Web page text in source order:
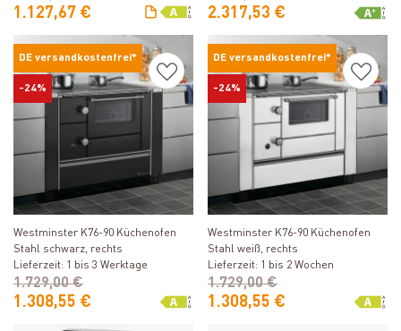
1.127,67 € 2.317,53 €
DE versandkostenfrei*
-24%
Produkt ansehen
Westminster K76-90 Küchenofen
Stahl schwarz, rechts
Lieferzeit: 1 bis 3 Werktage
1.308,55 €
1.729,00 €
DE versandkostenfrei*
-24%
Produkt ansehen
Westminster K76-90 Küchenofen
Stahl weiß, rechts
Lieferzeit: 1 bis 2 Wochen
1.308,55 €
1.729,00 €